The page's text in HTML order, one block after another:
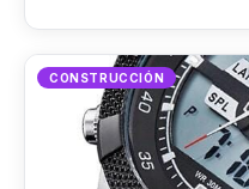
CONSTRUCCIÓN